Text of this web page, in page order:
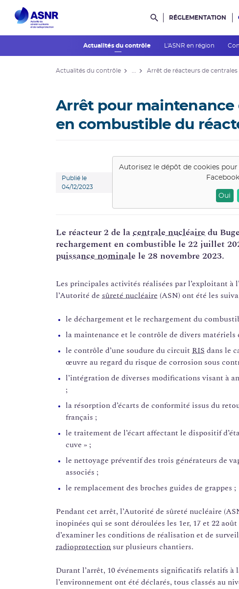
Rechercher dans le
RÉGLEMENTATION
Actualités du contrôle L'ASNR en région
Actualités du contrôle Arrêt de réacteurs de centrales
Arrêt pour
en combustible du
Publié le
04/12/2023
Autorisez le dépôt de cookies
Oui
Le réacteur 2 de lacentrale nucléairedu
rechargement en combustible le 22 juillet
puissance nominale le 28 novembre 2023.
Les principales activités réalisées par l’exploitant à
l’Autorité de sûreté nucléaire (ASN) ont été les
le déchargement et le rechargement du
la maintenance et le contrôle de divers
le contrôle d’une soudure du circuit RIS dans le
œuvre au regard du risque de corrosion sous
l’intégration de diverses modifications visant à
;
la résorption d’écarts de conformité issus du
français ;
le traitement de l’écart affectant le dispositif
cuve » ;
le nettoyage préventif des trois générateurs de
associés ;
le remplacement des broches guides de grappes ;
Pendant cet arrêt, l’Autorité de sûreté nucléaire
inopinées qui se sont déroulées les 1er, 17 et 22
d’examiner les conditions de réalisation et de
radioprotection sur plusieurs chantiers.
Durant l’arrêt, 10 événements significatifs relatifs
l’environnement ont été déclarés, tous classés au